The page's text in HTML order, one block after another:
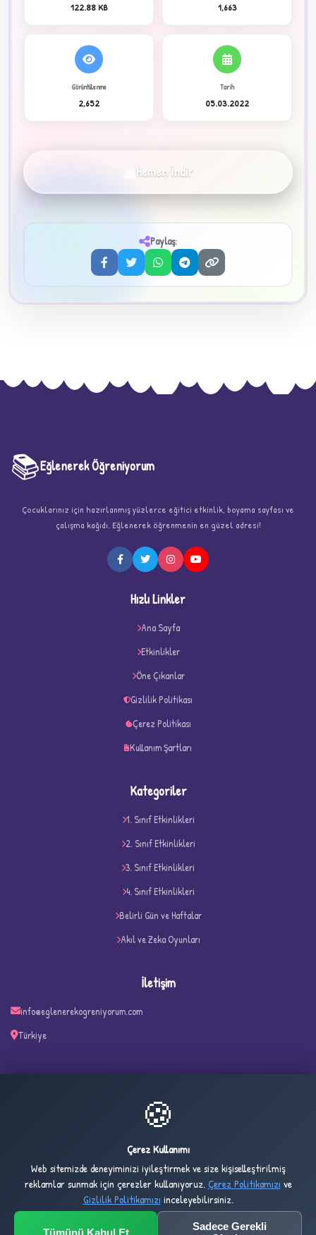
D
✦
★
✧
122.88 KB 1,663
Görüntülenme
2,652
Tarih
05.03.2022
Hemen İndir
Paylaş:
📚Eğlenerek Öğreniyorum
Çocuklarınız için hazırlanmış yüzlerce eğitici etkinlik, boyama sayfası ve
çalışma kağıdı. Eğlenerek öğrenmenin en güzel adresi!
Hızlı Linkler
Ana Sayfa
Etkinlikler
Öne Çıkanlar
Gizlilik Politikası
Çerez Politikası
Kullanım Şartları
Kategoriler
1. Sınıf Etkinlikleri
2. Sınıf Etkinlikleri
3. Sınıf Etkinlikleri
4. Sınıf Etkinlikleri
Belirli Gün ve Haftalar
Akıl ve Zeka Oyunları
İletişim
info@eglenerekogreniyorum.com
Türkiye
2,734
DÜN
1,024,283
TOPLAM
🍪
Çerez Kullanımı
Web sitemizde deneyiminizi iyileştirmek ve size kişiselleştirilmiş
reklamlar sunmak için çerezler kullanıyoruz.Çerez Politikamızı ve
Gizlilik Politikamızı inceleyebilirsiniz.
Tümünü Kabul Et
Sadece Gerekli